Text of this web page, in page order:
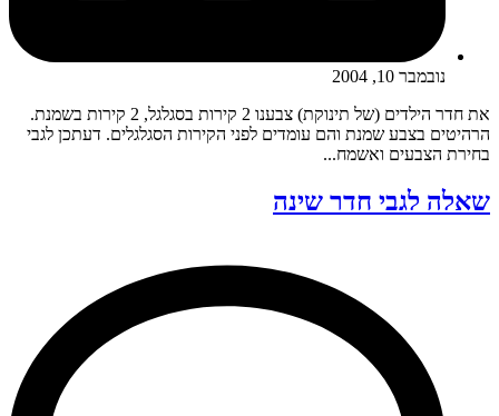
נובמבר 10, 2004
את חדר הילדים (של תינוקת) צבענו 2 קירות בסגלגל, 2 קירות בשמנת.
הרהיטים בצבע שמנת והם עומדים לפני הקירות הסגלגלים. דעתכן לגבי
בחירת הצבעים ואשמח...
שאלה לגבי חדר שינה